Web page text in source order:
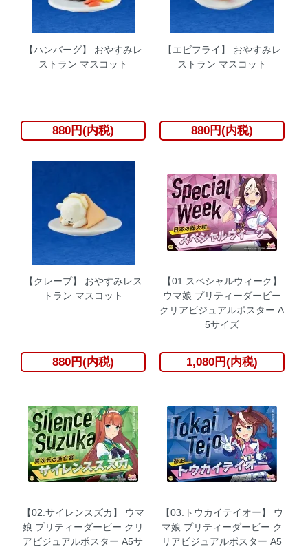
【ハンバーグ】 おやすみレ
ストラン マスコット
880円(内税)
【エビフライ】 おやすみレ
ストラン マスコット
880円(内税)
【クレープ】 おやすみレス
トラン マスコット
880円(内税)
【01.スペシャルウィーク】
ウマ娘 プリティーダービー
クリアビジュアルポスター A
5サイズ
1,080円(内税)
【02.サイレンスズカ】 ウマ
娘 プリティーダービー クリ
アビジュアルポスター A5サ
【03.トウカイテイオー】 ウ
マ娘 プリティーダービー ク
リアビジュアルポスター A5